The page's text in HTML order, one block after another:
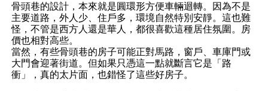
骨頭巷的設計，本來就是圓環形方便車輛迴轉。因為不是
主要道路，外人少、住戶多，環境自然特別安靜。這也難
怪，不管是西方人還是華人，都很喜歡這種居住氛圍。房
價也相對高些。
當然，有些骨頭巷的房子可能正對馬路，窗戶、車庫門或
大門會迎著街道。但如果只憑這一點就斷言它是「路
衝」，真的太片面，也錯怪了這些好房子。